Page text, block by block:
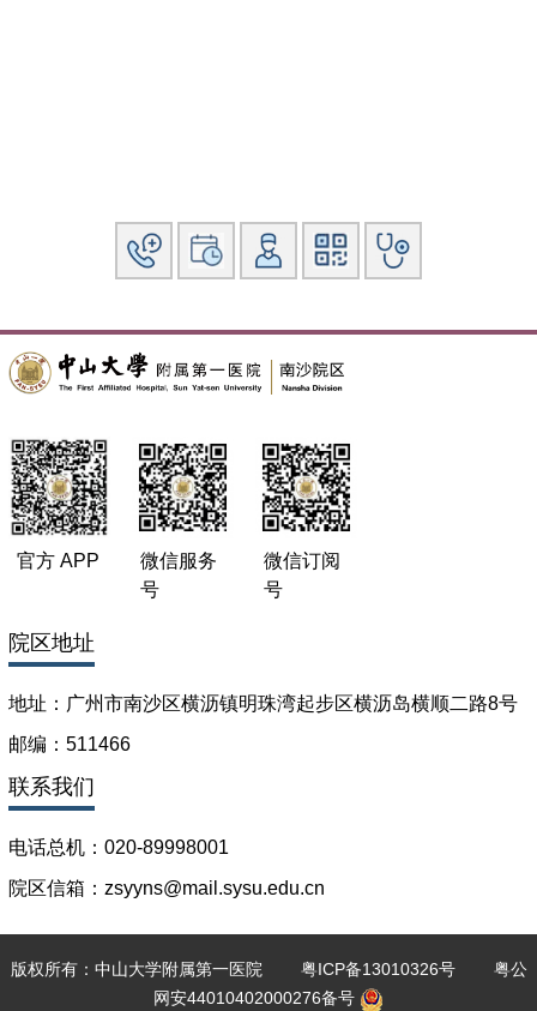
官方 APP
微信服务
号
微信订阅
号
院区地址
地址：广州市南沙区横沥镇明珠湾起步区横沥岛横顺二路8号
邮编：511466
联系我们
电话总机：020-89998001
院区信箱：zsyyns@mail.sysu.edu.cn
版权所有：中山大学附属第一医院 粤ICP备13010326号粤公
网安44010402000276备号